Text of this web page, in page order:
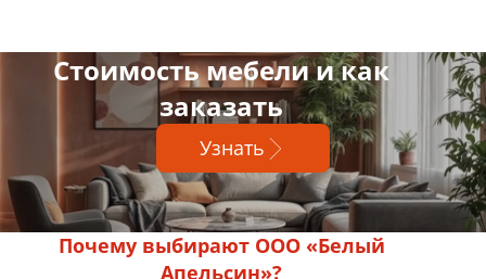
Стоимость мебели и как
заказать
Узнать
Почему выбирают ООО «Белый
Апельсин»?